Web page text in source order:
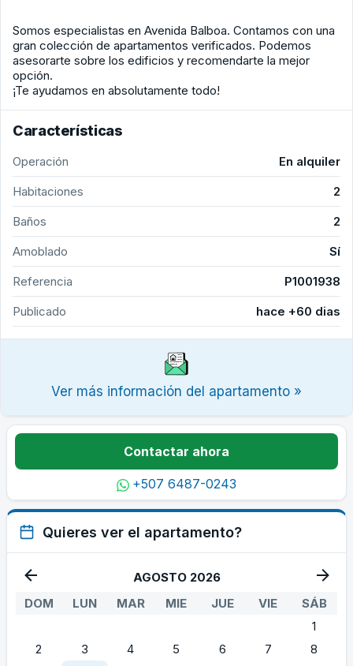
Somos especialistas en Avenida Balboa. Contamos con una
gran colección de apartamentos verificados. Podemos
asesorarte sobre los edificios y recomendarte la mejor
opción.
¡Te ayudamos en absolutamente todo!
Características
Operación
En alquiler
Habitaciones
2
Baños
2
Amoblado
Sí
Referencia
P1001938
Publicado
hace +60 dias
Ver más información del apartamento »
Contactar ahora
+507 6487-0243
Quieres ver el apartamento?
AGOSTO 2026
DOM
LUN MAR MIE JUE VIE
SÁB
1
2
3 4 5 6 7
8